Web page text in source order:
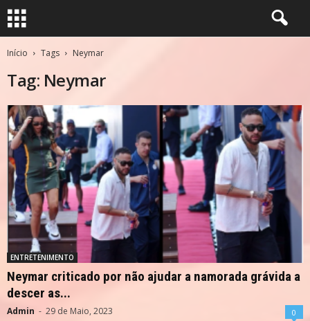
Início Tags Neymar
Tag: Neymar
ENTRETENIMENTO
Neymar criticado por não ajudar a namorada grávida a
descer as...
Admin - 29 de Maio, 2023 0